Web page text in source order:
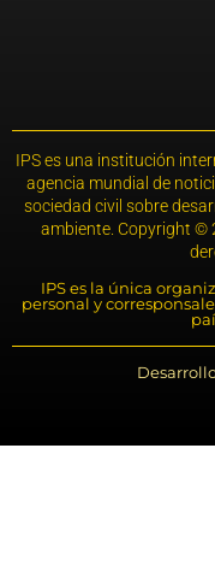
IPS es una institución
agencia mundial de
sociedad civil sobre
ambiente. Copyright ©
IPS es la única
personal y